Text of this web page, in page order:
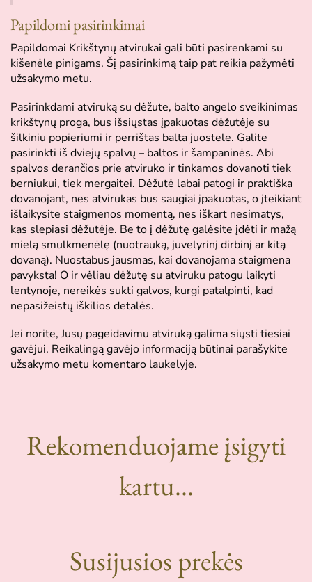
Papildomi pasirinkimai
Papildomai Krikštynų atvirukai gali būti pasirenkami su
kišenėle pinigams. Šį pasirinkimą taip pat reikia pažymėti
užsakymo metu.
Pasirinkdami atviruką su dėžute, balto angelo sveikinimas
krikštynų proga, bus išsiųstas įpakuotas dėžutėje su
šilkiniu popieriumi ir perrištas balta juostele. Galite
pasirinkti iš dviejų spalvų – baltos ir šampaninės. Abi
spalvos derančios prie atviruko ir tinkamos dovanoti tiek
berniukui, tiek mergaitei. Dėžutė labai patogi ir praktiška
dovanojant, nes atvirukas bus saugiai įpakuotas, o įteikiant
išlaikysite staigmenos momentą, nes iškart nesimatys,
kas slepiasi dėžutėje. Be to į dėžutę galėsite įdėti ir mažą
mielą smulkmenėlę (nuotrauką, juvelyrinį dirbinį ar kitą
dovaną). Nuostabus jausmas, kai dovanojama staigmena
pavyksta! O ir vėliau dėžutę su atviruku patogu laikyti
lentynoje, nereikės sukti galvos, kurgi patalpinti, kad
nepasižeistų iškilios detalės.
Jei norite, Jūsų pageidavimu atviruką galima siųsti tiesiai
gavėjui. Reikalingą gavėjo informaciją būtinai parašykite
užsakymo metu komentaro laukelyje.
Rekomenduojame įsigyti
kartu...
Susijusios prekės